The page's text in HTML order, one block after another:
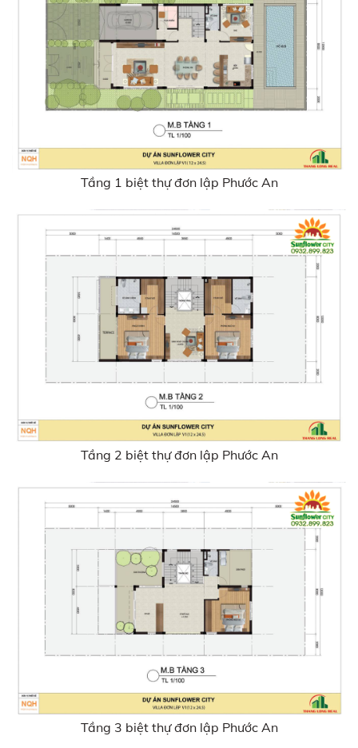
Tầng 1 biệt thự đơn lập Phước An
Tầng 2 biệt thự đơn lập Phước An
Tầng 3 biệt thự đơn lập Phước An